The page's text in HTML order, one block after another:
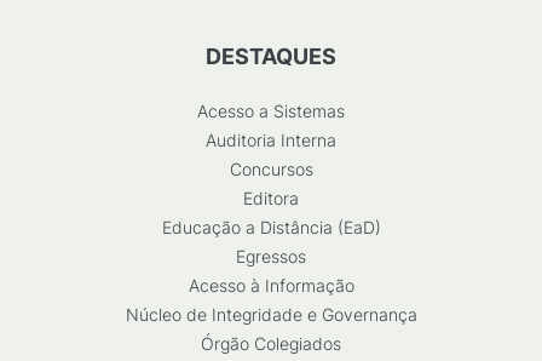
DESTAQUES
Acesso a Sistemas
Auditoria Interna
Concursos
Editora
Educação a Distância (EaD)
Egressos
Acesso à Informação
Núcleo de Integridade e Governança
Órgão Colegiados